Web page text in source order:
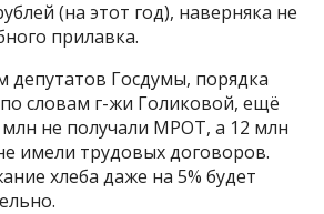
(на этот год), наверняка не
прилавка.
депутатов Госдумы, порядка
словам г-жи Голиковой, ещё
млн не получали МРОТ, а 12 млн
имели трудовых договоров.
хлеба даже на 5% будет